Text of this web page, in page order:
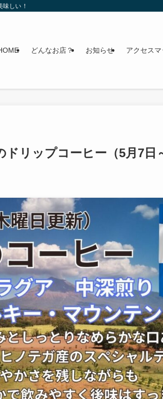
しい！
どんなお店？ お知らせ アクセス
ドリップコーヒー（5月7日